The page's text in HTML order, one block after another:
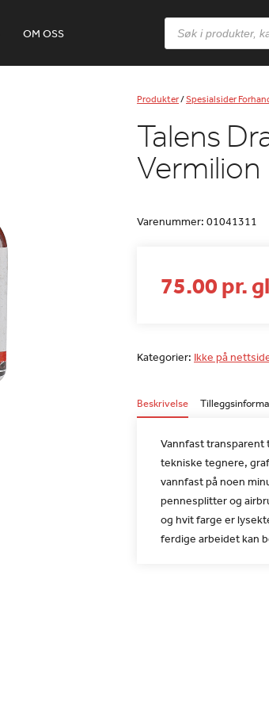
OM OSS
Products
search
Produkter/Spesialsider
Talens
Vermilion
Varenummer: 01041311
75.00 pr.
Kategorier: Ikke på
Beskrivelse
Vannfast transparent
tekniske tegnere,
vannfast på noen
pennesplitter og
og hvit farge er
ferdige arbeidet kan